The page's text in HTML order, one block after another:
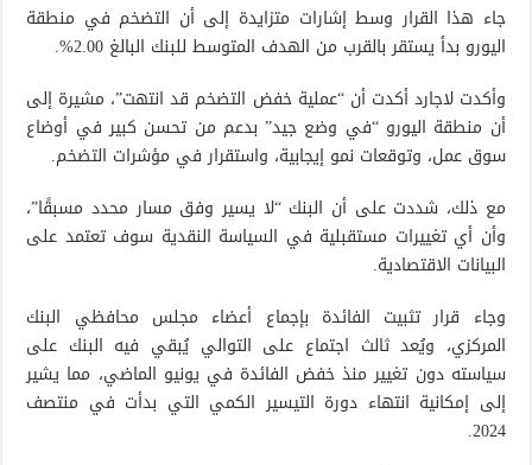
جاء هذا القرار وسط إشارات متزايدة إلى أن التضخم في منطقة
اليورو بدأ يستقر بالقرب من الهدف المتوسط للبنك البالغ 2.00%.
وأكدت لاجارد أكدت أن “عملية خفض التضخم قد انتهت”، مشيرة إلى
أن منطقة اليورو “في وضع جيد” بدعم من تحسن كبير في أوضاع
سوق عمل، وتوقعات نمو إيجابية، واستقرار في مؤشرات التضخم.
مع ذلك، شددت على أن البنك “لا يسير وفق مسار محدد مسبقًا”،
وأن أي تغييرات مستقبلية في السياسة النقدية سوف تعتمد على
البيانات الاقتصادية.
وجاء قرار تثبيت الفائدة بإجماع أعضاء مجلس محافظي البنك
المركزي، ويُعد ثالث اجتماع على التوالي يُبقي فيه البنك على
سياسته دون تغيير منذ خفض الفائدة في يونيو الماضي، مما يشير
إلى إمكانية انتهاء دورة التيسير الكمي التي بدأت في منتصف
2024.